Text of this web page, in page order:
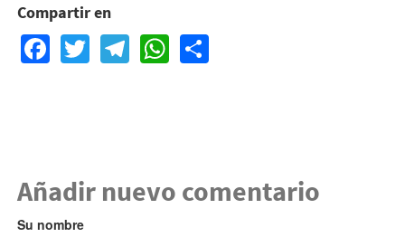
Compartir en
Facebook
TwitterTelegram
WhatsApp
Share
Añadir nuevo comentario
Su nombre